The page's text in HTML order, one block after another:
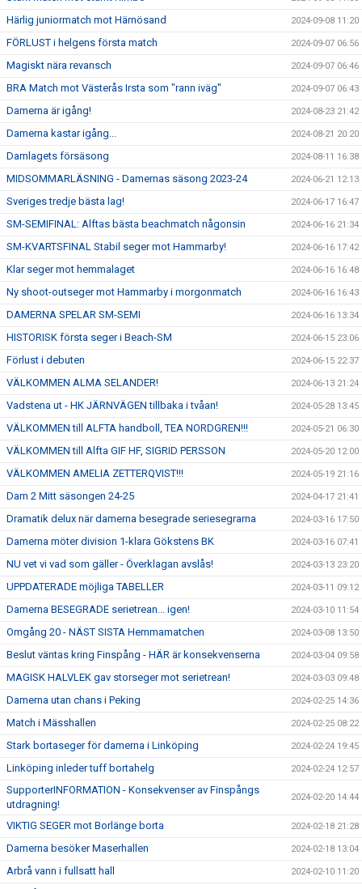
Härlig juniormatch mot Härnösand 2024-09-08 11:20
FÖRLUST i helgens första match 2024-09-07 06:56
Magiskt nära revansch 2024-09-07 06:46
BRA Match mot Västerås Irsta som "rann iväg" 2024-09-07 06:43
Damerna är igång! 2024-08-23 21:42
Damerna kastar igång... 2024-08-21 20:20
Damlagets försäsong 2024-08-11 16:38
MIDSOMMARLÄSNING - Damernas säsong 2023-24 2024-06-21 12:13
Sveriges tredje bästa lag! 2024-06-17 16:47
SM-SEMIFINAL: Alftas bästa beachmatch någonsin 2024-06-16 21:34
SM-KVARTSFINAL Stabil seger mot Hammarby! 2024-06-16 17:42
Klar seger mot hemmalaget 2024-06-16 16:48
Ny shoot-outseger mot Hammarby i morgonmatch 2024-06-16 16:43
DAMERNA SPELAR SM-SEMI 2024-06-16 13:34
HISTORISK första seger i Beach-SM 2024-06-15 23:06
Förlust i debuten 2024-06-15 22:37
VÄLKOMMEN ALMA SELANDER! 2024-06-13 21:24
Vadstena ut - HK JÄRNVÄGEN tillbaka i tvåan! 2024-05-28 13:45
VÄLKOMMEN till ALFTA handboll, TEA NORDGREN!!! 2024-05-21 06:30
VÄLKOMMEN till Alfta GIF HF, SIGRID PERSSON 2024-05-20 12:00
VÄLKOMMEN AMELIA ZETTERQVIST!!! 2024-05-19 21:16
Dam 2 Mitt säsongen 24-25 2024-04-17 21:41
Dramatik delux när damerna besegrade seriesegrarna 2024-03-16 17:50
Damerna möter division 1-klara Gökstens BK 2024-03-16 07:41
NU vet vi vad som gäller - Överklagan avslås! 2024-03-13 23:20
UPPDATERADE möjliga TABELLER 2024-03-11 09:12
Damerna BESEGRADE serietrean... igen! 2024-03-10 11:54
Omgång 20 - NÄST SISTA Hemmamatchen 2024-03-08 13:50
Beslut väntas kring Finspång - HÄR är konsekvenserna 2024-03-04 09:58
MAGISK HALVLEK gav storseger mot serietrean! 2024-03-03 09:48
Damerna utan chans i Peking 2024-02-25 14:36
Match i Mässhallen 2024-02-25 08:22
Stark bortaseger för damerna i Linköping 2024-02-24 19:45
Linköping inleder tuff bortahelg 2024-02-24 12:57
SupporterINFORMATION - Konsekvenser av Finspångs
utdragning!
2024-02-20 14:44
VIKTIG SEGER mot Borlänge borta 2024-02-18 21:28
Damerna besöker Maserhallen 2024-02-18 13:04
Arbrå vann i fullsatt hall 2024-02-10 11:20